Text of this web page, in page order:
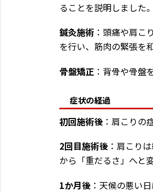
ることを説明しました
鍼灸施術 ：頭痛や肩こ
を行い、筋肉の緊張を
骨盤矯正 ：背骨や骨盤
症状の経過
初回施術後 ：肩こりの
2回目施術後 ：肩こり
から「重だるさ」へと変
1か月後 ：天候の悪い